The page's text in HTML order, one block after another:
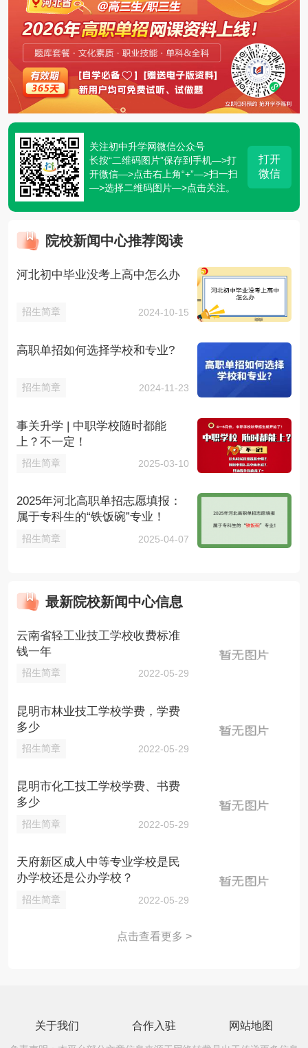
关注初中升学网微信公众号
长按“二维码图片”保存到手机—>打
开微信—>点击右上角“+”—>扫一扫
—>选择二维码图片—>点击关注。
打开
微信
院校新闻中心推荐阅读
河北初中毕业没考上高中怎么办
招生简章 2024-10-15
高职单招如何选择学校和专业?
招生简章 2024-11-23
事关升学 | 中职学校随时都能
上？不一定！
招生简章 2025-03-10
2025年河北高职单招志愿填报：
属于专科生的“铁饭碗”专业！
招生简章 2025-04-07
最新院校新闻中心信息
云南省轻工业技工学校收费标准
钱一年
招生简章 2022-05-29
昆明市林业技工学校学费，学费
多少
招生简章 2022-05-29
昆明市化工技工学校学费、书费
多少
招生简章 2022-05-29
天府新区成人中等专业学校是民
办学校还是公办学校？
招生简章 2022-05-29
点击查看更多 >
关于我们 合作入驻 网站地图